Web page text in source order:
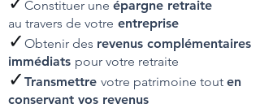
Constituer une épargne retraite
au travers de votre entreprise
✓ Obtenir des revenus complémentaires
immédiats pour votre retraite
✓ Transmettre votre patrimoine tout en
conservant vos revenus